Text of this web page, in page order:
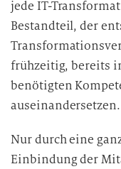
jede IT-
Bestandteil, der
frühzeitig, bereits
benötigten
auseinandersetzen.
Nur durch eine
Einbindung der